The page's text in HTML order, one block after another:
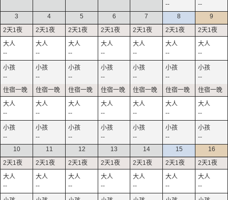
--
--
3
--
--
--
--
4
--
--
--
--
5
--
--
--
--
6
--
--
--
--
7
--
--
--
--
8
--
--
--
--
9
--
--
--
--
10
--
11
--
12
--
13
--
14
--
15
--
16
--